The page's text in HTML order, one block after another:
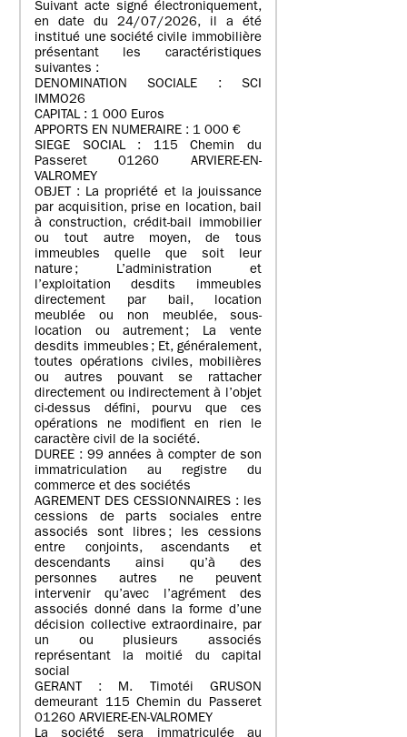
Suivant acte signé électroniquement,
en date du 24/07/2026, il a été
institué une société civile immobilière
présentant les caractéristiques
suivantes :
DENOMINATION SOCIALE : SCI
IMMO26
CAPITAL : 1 000 Euros
APPORTS EN NUMERAIRE : 1 000 €
SIEGE SOCIAL : 115 Chemin du
Passeret 01260 ARVIERE-EN-
VALROMEY
OBJET : La propriété et la jouissance
par acquisition, prise en location, bail
à construction, crédit-bail immobilier
ou tout autre moyen, de tous
immeubles quelle que soit leur
nature ; L’administration et
l’exploitation desdits immeubles
directement par bail, location
meublée ou non meublée, sous-
location ou autrement ; La vente
desdits immeubles ; Et, généralement,
toutes opérations civiles, mobilières
ou autres pouvant se rattacher
directement ou indirectement à l’objet
ci-dessus défini, pourvu que ces
opérations ne modifient en rien le
caractère civil de la société.
DUREE : 99 années à compter de son
immatriculation au registre du
commerce et des sociétés
AGREMENT DES CESSIONNAIRES : les
cessions de parts sociales entre
associés sont libres ; les cessions
entre conjoints, ascendants et
descendants ainsi qu’à des
personnes autres ne peuvent
intervenir qu’avec l’agrément des
associés donné dans la forme d’une
décision collective extraordinaire, par
un ou plusieurs associés
représentant la moitié du capital
social
GERANT : M. Timotéi GRUSON
demeurant 115 Chemin du Passeret
01260 ARVIERE-EN-VALROMEY